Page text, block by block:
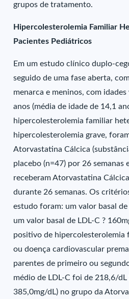
grupos de tratamento.
Hipercolesterolemia Familiar
Pacientes Pediátricos
Em um estudo clínico duplo-
seguido de uma fase aberta,
menarca e meninos, com
anos (média de idade de 14,1
hipercolesterolemia familiar
hipercolesterolemia grave,
Atorvastatina Cálcica
placebo (n=47) por 26 semanas
receberam Atorvastatina
durante 26 semanas. Os
estudo foram: um valor basal
um valor basal de LDL-C ?
positivo de hipercolesterolemia
ou doença cardiovascular
parentes de primeiro ou
médio de LDL-C foi de 218,6/
385,0mg/dL) no grupo da